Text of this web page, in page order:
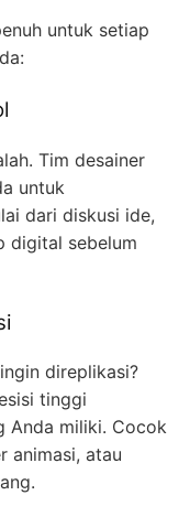
untuk setiap
Tim desainer
untuk
dari diskusi ide,
digital sebelum
direplikasi?
tinggi
Anda miliki. Cocok
animasi, atau